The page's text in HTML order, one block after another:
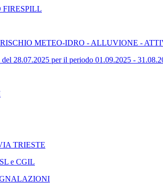
FIRESPILL
- RISCHIO METEO-IDRO - ALLUVIONE -
28.07.2025 per il periodo 01.09.2025 -
TRIESTE
e CGIL